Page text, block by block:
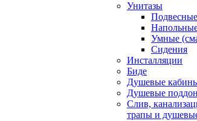
Унитазы
Подвесные
Умные
Сидения
Инсталляции
Биде
Душевые
Душевые
Слив,
трапы и